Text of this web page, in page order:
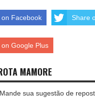
on Facebook Share
on Google Plus
MAMORE
Mande sua sugestão de